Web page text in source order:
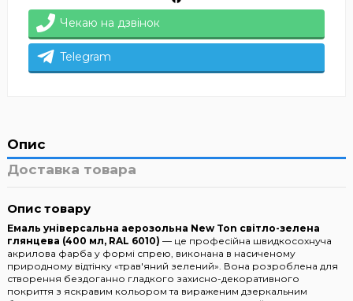
Чекаю на дзвінок
Telegram
Опис
Доставка товара
Опис товару
Емаль універсальна аерозольна New Ton світло-зелена
глянцева (400 мл, RAL 6010) — це професійна швидкосохнуча
акрилова фарба у формі спрею, виконана в насиченому
природному відтінку «трав'яний зелений». Вона розроблена для
створення бездоганно гладкого захисно-декоративного
покриття з яскравим кольором та вираженим дзеркальним